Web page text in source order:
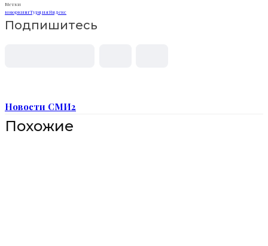
Метки
коворкингТурцияЯндекс
Подпишитесь
Новости СМИ2
Похожие